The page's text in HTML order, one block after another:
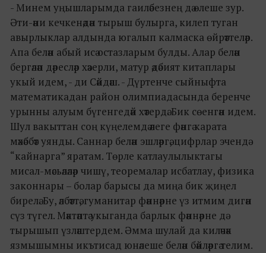
- Минем уңышларымда гаиләбезнең дә өлеше зур.
Әти-әни кечкенәдән тырыш булырга, килеп туган
авырлыклар алдында югалып калмаска өйрәттеләр.
Апа белән абый исә остазларым булды. Алар белән
бергәләп дәресләр хәзерли, матур әдәбият китаплары
укый идем, - ди Сәйдәш. - Дүртенче сыйныфта
математикадан район олимпиадасында беренче
урынны алуым бүгенгедәй хәтердә. Бик сөенгән идем.
Шул вакыттан соң күңелемдә әлеге фәнгә карата
мәхәббәт уянды. Саннар белән эшләргә, цифрлар эчендә
“кайнарга” яратам. Төрле катлаулылыктагы
мисал-мәсьәләләр чишү, теоремалар исбатлау, физика
законнары – болар барысы да миңа бик җиңел
бирелә. Бу, әлбәттә, гуманитар фәннәрне үз итмим дигән
сүз түгел. Мәктәптә укыганда барлык фәннәрне дә
тырышып үзләштердем. Әмма шулай да киләчәк
язмышымны икътисад юнәлеше белән бәйләргә телим.